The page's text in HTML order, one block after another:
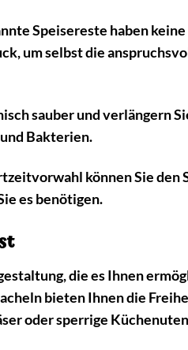
Speisereste haben
um selbst die
sauber und verlängern
Bakterien.
können Sie den
es benötigen.
die es Ihnen
bieten Ihnen die
oder sperrige